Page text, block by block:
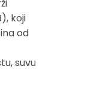
koji
od
suvu